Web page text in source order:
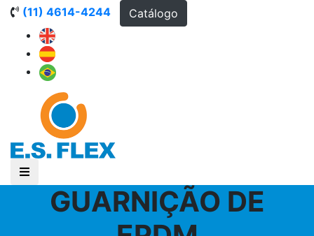
(11) 4614-4244 Catálogo
GUARNIÇÃO DE